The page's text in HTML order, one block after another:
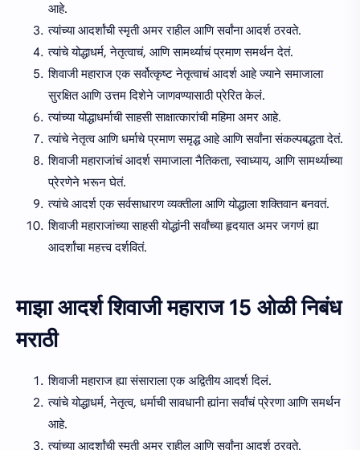
आहे.
त्यांच्या आदर्शांची स्मृती अमर राहील आणि सर्वांना आदर्श ठरवते.
त्यांचे योद्धाधर्म, नेतृत्वाचं, आणि सामर्थ्याचं प्रमाण समर्थन देतं.
शिवाजी महाराज एक सर्वोत्कृष्ट नेतृत्वाचं आदर्श आहे ज्याने समाजाला
सुरक्षित आणि उत्तम दिशेने जाणवण्यासाठी प्रेरित केलं.
त्यांच्या योद्धाधर्माची साहसी साक्षात्कारांची महिमा अमर आहे.
त्यांचे नेतृत्व आणि धर्माचे प्रमाण समृद्ध आहे आणि सर्वांना संकल्पबद्धता देतं.
शिवाजी महाराजांचं आदर्श समाजाला नैतिकता, स्वाध्याय, आणि सामर्थ्याच्या
प्रेरणेने भरून घेतं.
त्यांचे आदर्श एक सर्वसाधारण व्यक्तीला आणि योद्धाला शक्तिवान बनवतं.
शिवाजी महाराजांच्या साहसी योद्धांनी सर्वांच्या हृदयात अमर जगणं ह्या
आदर्शांचा महत्त्व दर्शवितं.
माझा आदर्श शिवाजी महाराज 15 ओळी निबंध
मराठी
शिवाजी महाराज ह्या संसाराला एक अद्वितीय आदर्श दिलं.
त्यांचे योद्धाधर्म, नेतृत्व, धर्माची सावधानी ह्यांना सर्वांचं प्रेरणा आणि समर्थन
आहे.
त्यांच्या आदर्शांची स्मृती अमर राहील आणि सर्वांना आदर्श ठरवते.